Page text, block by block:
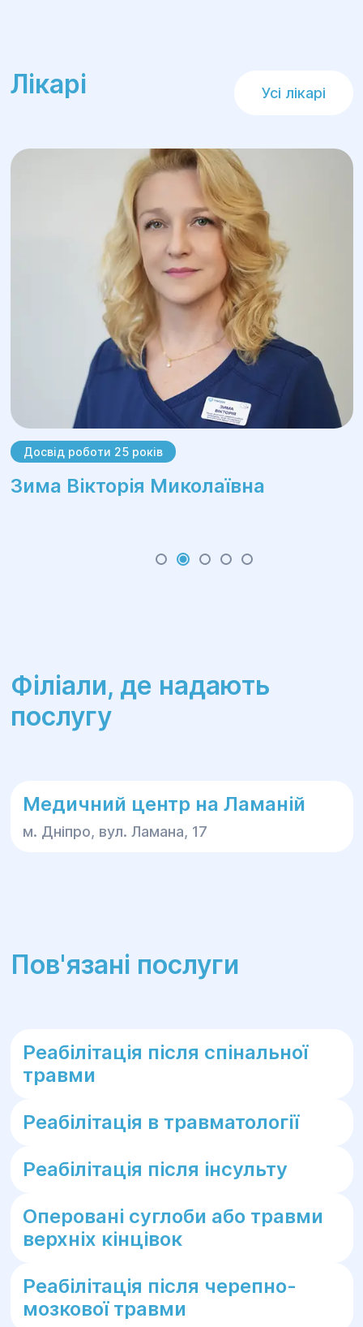
Лікарі Усі лікарі
Досвід роботи 25 років
Зима Вікторія Миколаївна
Філіали, де надають
послугу
Медичний центр на Ламаній
м. Дніпро, вул. Ламана, 17
Пов'язані послуги
Реабілітація після спінальної
травми
Реабілітація в травматології
Реабілітація після інсульту
Оперовані суглоби або травми
верхніх кінцівок
Реабілітація після черепно-
мозкової травми